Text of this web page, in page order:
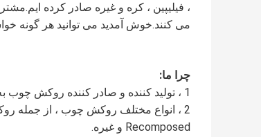
، فیلیپین ، کره و غیره صادر کرده
می کنند.خوش آمدید می توانید هر گونه
چرا ما:
1 ، تولید کننده و صادر کننده روکش چوب به مدت 9+ سال.
Recomposed و غیره.